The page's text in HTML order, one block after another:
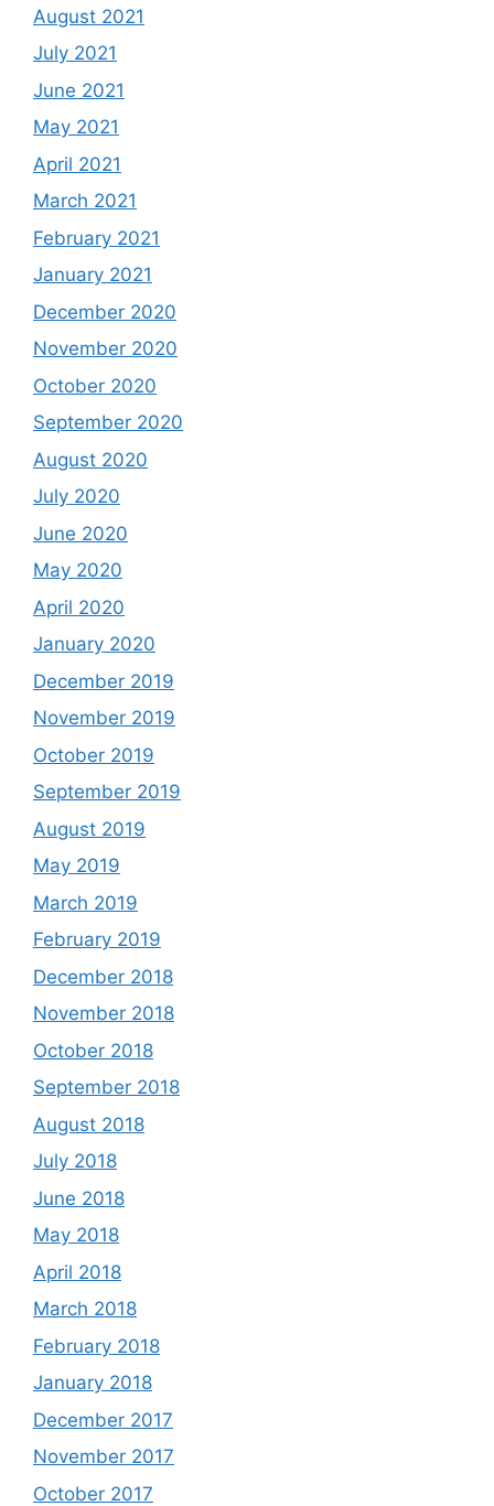
August 2021
July 2021
June 2021
May 2021
April 2021
March 2021
February 2021
January 2021
December 2020
November 2020
October 2020
September 2020
August 2020
July 2020
June 2020
May 2020
April 2020
January 2020
December 2019
November 2019
October 2019
September 2019
August 2019
May 2019
March 2019
February 2019
December 2018
November 2018
October 2018
September 2018
August 2018
July 2018
June 2018
May 2018
April 2018
March 2018
February 2018
January 2018
December 2017
November 2017
October 2017